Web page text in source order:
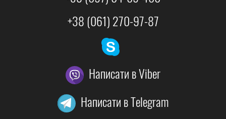
+38 (061) 270-97-87
Написати в Viber
Написати в Telegram